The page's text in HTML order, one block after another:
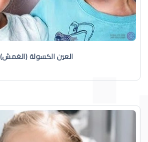
العين الكسولة (الغمش)